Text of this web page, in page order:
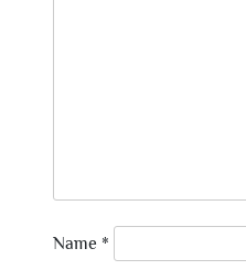
Name *